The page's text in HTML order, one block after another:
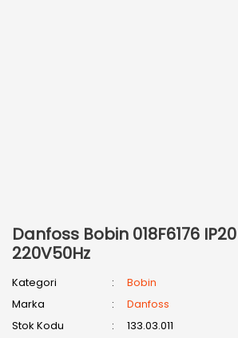
Danfoss Bobin 018F6176
220V50Hz
Kategori
Bobin
Marka
Danfoss
Stok Kodu
133.03.011